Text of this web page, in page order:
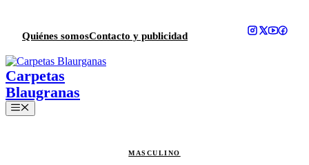
contenido
Quiénes somosContacto y publicidad
Menú
MASCULINO